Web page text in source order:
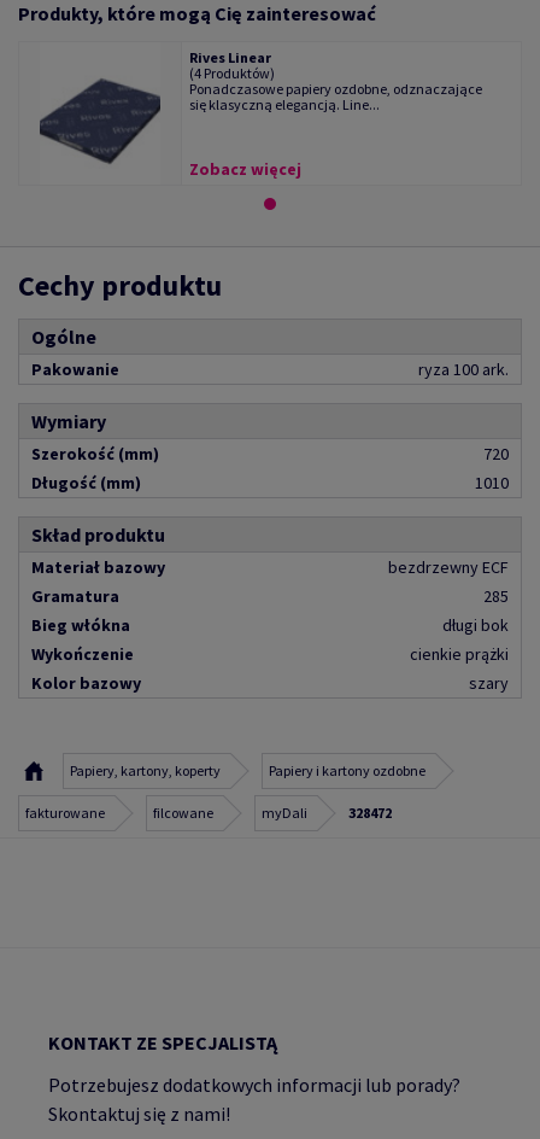
Produkty, które mogą Cię zainteresować
Rives Linear
(4 Produktów)
Ponadczasowe papiery ozdobne, odznaczające
się klasyczną elegancją. Line...
Zobacz więcej
Cechy produktu
Ogólne
Pakowanie ryza 100 ark.
Wymiary
Szerokość (mm)
720
Długość (mm)
1010
Skład produktu
Materiał bazowy
bezdrzewny ECF
Gramatura
285
Bieg włókna
długi bok
Wykończenie
cienkie prążki
Kolor bazowy
szary
Papiery, kartony, koperty Papiery i kartony ozdobne
fakturowane filcowane myDali 328472
KONTAKT ZE SPECJALISTĄ
Potrzebujesz dodatkowych informacji lub porady?
Skontaktuj się z nami!